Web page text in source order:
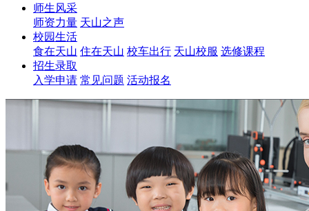
师生风采
师资力量 天山之声
校园生活
食在天山 住在天山 校车出行 天山校服 选修课程
招生录取
入学申请 常见问题 活动报名